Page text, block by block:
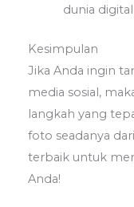
dunia
Kesimpulan
Jika Anda ingin
media sosial,
langkah yang
foto seadanya
terbaik untuk
Anda!